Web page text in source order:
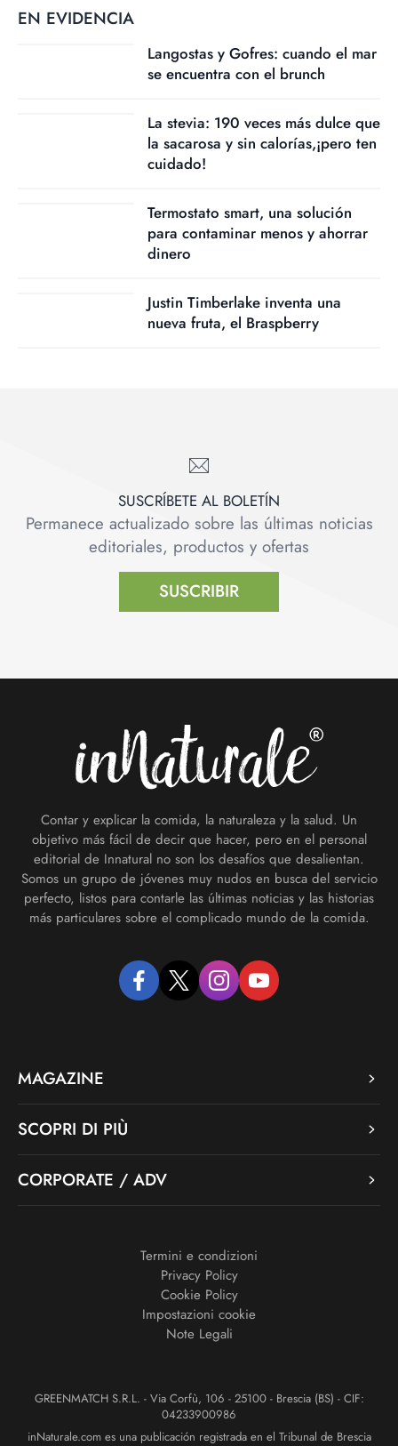
EN EVIDENCIA
Langostas y Gofres: cuando el mar
se encuentra con el brunch
La stevia: 190 veces más dulce que
la sacarosa y sin calorías,¡pero ten
cuidado!
Termostato smart, una solución
para contaminar menos y ahorrar
dinero
Justin Timberlake inventa una
nueva fruta, el Braspberry
SUSCRÍBETE AL BOLETÍN
Permanece actualizado sobre las últimas noticias
editoriales, productos y ofertas
SUSCRIBIR
Contar y explicar la comida, la naturaleza y la salud. Un
objetivo más fácil de decir que hacer, pero en el personal
editorial de Innatural no son los desafíos que desalientan.
Somos un grupo de jóvenes muy nudos en busca del servicio
perfecto, listos para contarle las últimas noticias y las historias
más particulares sobre el complicado mundo de la comida.
facebooktwitter instagramyoutube
MAGAZINE
SCOPRI DI PIÙ
CORPORATE / ADV
Termini e condizioni
Privacy Policy
Cookie Policy
Impostazioni cookie
Note Legali
GREENMATCH S.R.L. - Via Corfù, 106 - 25100 - Brescia (BS) - CIF:
04233900986
inNaturale.com es una publicación registrada en el Tribunal de Brescia